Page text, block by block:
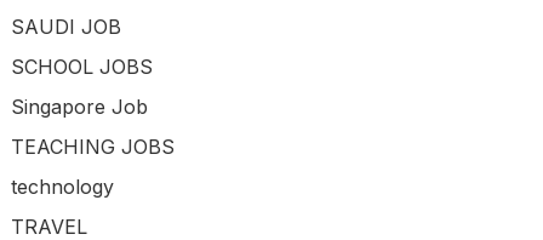
SAUDI JOB
SCHOOL JOBS
Singapore Job
TEACHING JOBS
technology
TRAVEL